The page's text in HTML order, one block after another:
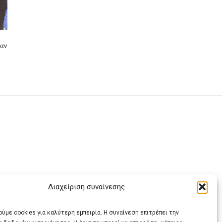
Διαχείριση συναίνεσης
cookies για καλύτερη εμπειρία. Η συναίνεση επιτρέπει την